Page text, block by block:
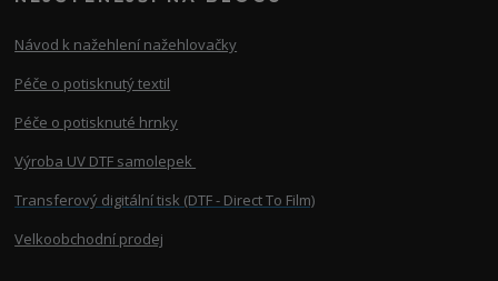
Návod k nažehlení nažehlovačky
Péče o potisknutý textil
Péče o potisknuté hrnky
Výroba UV DTF samolepek
Transferový digitální tisk (DTF - Direct To Film)
Velkoobchodní prodej